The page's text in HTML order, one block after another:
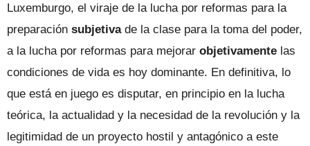
Luxemburgo, el viraje de la lucha por reformas para la
preparación subjetivade la clase para la toma del poder,
a la lucha por reformas para mejorar objetivamente las
condiciones de vida es hoy dominante. En definitiva, lo
que está en juego es disputar, en principio en la lucha
teórica, la actualidad y la necesidad de la revolución y la
legitimidad de un proyecto hostil y antagónico a este